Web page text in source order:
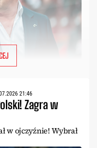
21:46
Zagra w
w ojczyźnie! Wybrał